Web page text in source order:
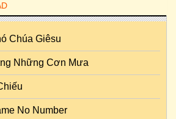
Chúa Giêsu
Những Cơn Mưa
No Number